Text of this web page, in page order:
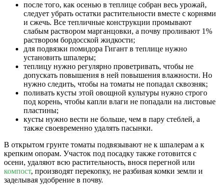
после того, как осенью в теплице собран весь урожай,
следует убрать остатки растительности вместе с корнями
и сжечь. Все тепличные конструкции промывают
слабым раствором марганцовки, а почву проливают 1%
раствором бордосской жидкости;
для подвязки помидора Гигант в теплице нужно
установить шпалеры;
теплицу нужно регулярно проветривать, чтобы не
допускать повышения в ней повышения влажности. Но
нужно следить, чтобы на томаты не попадал сквозняк;
поливать кусты этой овощной культуры нужно строго
под корень, чтобы капли влаги не попадали на листовые
пластины;
кусты нужно вести не больше, чем в пару стеблей, а
также своевременно удалять пасынки.
В открытом грунте томаты подвязывают не к шпалерам а к
крепким опорам. Участок под посадку также готовится с
осени, удаляют всю растительность, внося перегной или
компост, производят перекопку, не разбивая комки земли и
заделывая удобрение в почву.